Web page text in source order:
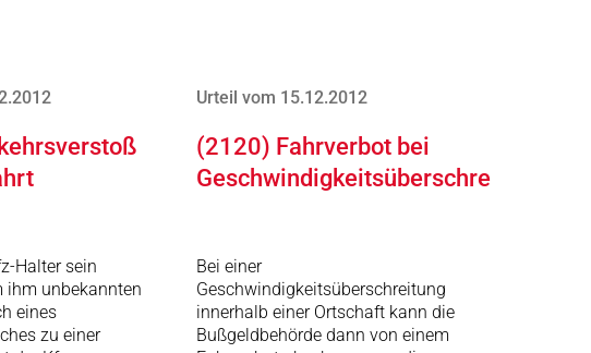
Halter sein
ihm unbekannten
eines
zu einer
Urteil vom 15.12.2012
(2120) Fahrverbot bei
Geschwindigkeitsüberschreitung
Bei einer
Geschwindigkeitsüberschreitung
innerhalb einer Ortschaft kann die
Bußgeldbehörde dann von einem